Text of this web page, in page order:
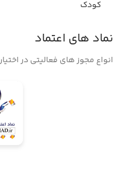
کودک
نماد های اعتماد
انواع مجوز های فعالیتی در